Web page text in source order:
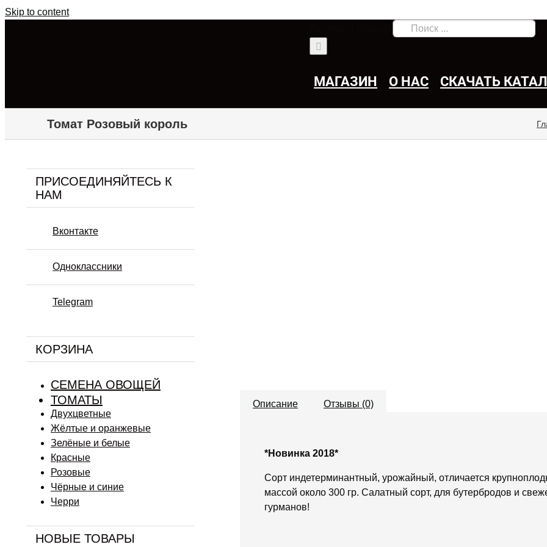
Skip to content
МАГАЗИН О НАС СКАЧАТЬ
Томат Розовый король
Описание Отзывы (0)
*Новинка 2018*
Сорт индетерминантный, урожайный, отличается
массой около 300 гр. Салатный сорт, для бутербродов и
гурманов!
ПРИСОЕДИНЯЙТЕСЬ К
НАМ
Вконтакте
Одноклассники
Telegram
КОРЗИНА
СЕМЕНА ОВОЩЕЙ
ТОМАТЫ
Двухцветные
Жёлтые и оранжевые
Зелёные и белые
Красные
Розовые
Чёрные и синие
Черри
НОВЫЕ ТОВАРЫ